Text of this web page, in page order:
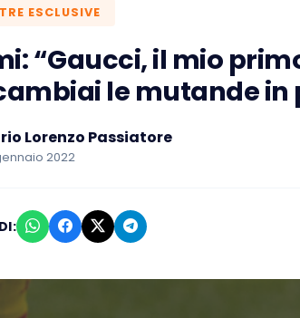
ESCLUSIVE
“Gaucci, il mio
le mutande in
Lorenzo Passiatore
2022